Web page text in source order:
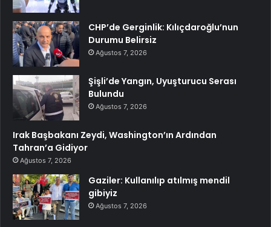
CHP’de Gerginlik: Kılıçdaroğlu’nun
Durumu Belirsiz
Ağustos 7, 2026
Şişli’de Yangın, Uyuşturucu Serası
Bulundu
Ağustos 7, 2026
Irak Başbakanı Zeydi, Washington’ın Ardından
Tahran’a Gidiyor
Ağustos 7, 2026
Gaziler: Kullanılıp atılmış mendil
gibiyiz
Ağustos 7, 2026